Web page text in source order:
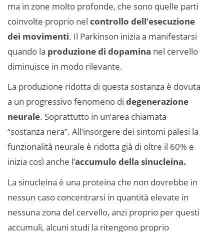
ma in zone molto profonde, che sono quelle parti
coinvolte proprio nel controllo dell’esecuzione
dei movimenti. Il Parkinson inizia a manifestarsi
quando la produzione di dopamina nel cervello
diminuisce in modo rilevante.
La produzione ridotta di questa sostanza è dovuta
a un progressivo fenomeno di degenerazione
neurale. Soprattutto in un’area chiamata
“sostanza nera”. All’insorgere dei sintomi palesi la
funzionalità neurale è ridotta già di oltre il 60% e
inizia così anche l’accumulo della sinucleina.
La sinucleina è una proteina che non dovrebbe in
nessun caso concentrarsi in quantità elevate in
nessuna zona del cervello, anzi proprio per questi
accumuli, alcuni studi la ritengono proprio